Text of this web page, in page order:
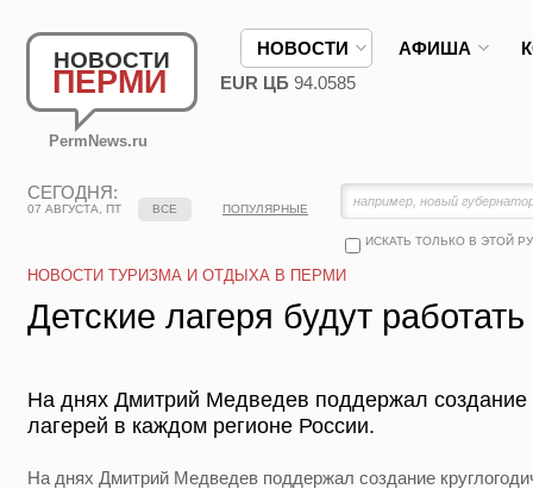
НОВОСТИ
ПЕРМИ
PermNews.ru
НОВОСТИ АФИША
EUR ЦБ 94.0585
СЕГОДНЯ:
07 АВГУСТА, ПТ
ИСКАТЬ ТОЛЬКО В ЭТОЙ
ВСЕ ПОПУЛЯРНЫЕ
НОВОСТИ ТУРИЗМА И ОТДЫХА В ПЕРМИ
Детские лагеря будут
На днях Дмитрий Медведев поддержал создание
лагерей в каждом регионе России.
На днях Дмитрий Медведев поддержал создание